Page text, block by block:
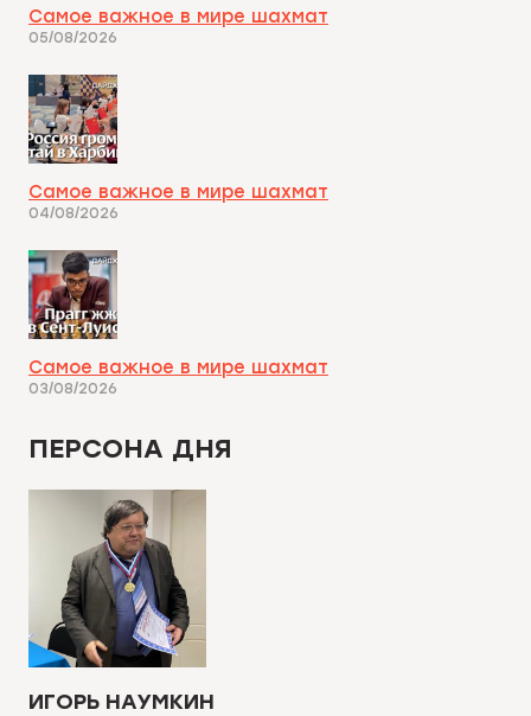
Самое важное в мире шахмат
05/08/2026
Самое важное в мире шахмат
04/08/2026
Самое важное в мире шахмат
03/08/2026
ПЕРСОНА ДНЯ
ИГОРЬ НАУМКИН